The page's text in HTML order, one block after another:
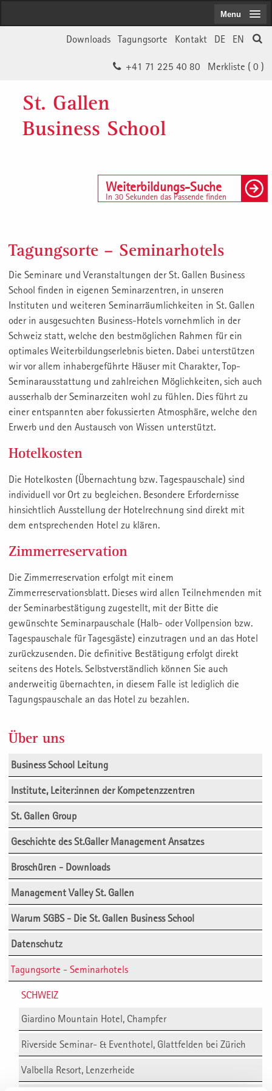
EN
DE
Kontakt
Tagungsorte
Downloads
Merkliste ( 0 )
+41 71 225 40 80
St. Gallen
Business School
Weiterbildungs-Suche
In 30 Sekunden das Passende finden
Menu
Tagungsorte – Seminarhotels
Die Seminare und Veranstaltungen der St. Gallen Business
School finden in eigenen Seminarzentren, in unseren
Instituten und weiteren Seminarräumlichkeiten in St. Gallen
oder in ausgesuchten Business-Hotels vornehmlich in der
Schweiz statt, welche den bestmöglichen Rahmen für ein
optimales Weiterbildungserlebnis bieten. Dabei unterstützen
wir vor allem inhabergeführte Häuser mit Charakter, Top-
Seminarausstattung und zahlreichen Möglichkeiten, sich auch
ausserhalb der Seminarzeiten wohl zu fühlen. Dies führt zu
einer entspannten aber fokussierten Atmosphäre, welche den
Erwerb und den Austausch von Wissen unterstützt.
Hotelkosten
Die Hotelkosten (Übernachtung bzw. Tagespauschale) sind
individuell vor Ort zu begleichen. Besondere Erfordernisse
hinsichtlich Ausstellung der Hotelrechnung sind direkt mit
dem entsprechenden Hotel zu klären.
Zimmerreservation
Die Zimmerreservation erfolgt mit einem
Zimmerreservationsblatt. Dieses wird allen Teilnehmenden mit
der Seminarbestätigung zugestellt, mit der Bitte die
gewünschte Seminarpauschale (Halb- oder Vollpension bzw.
Tagespauschale für Tagesgäste) einzutragen und an das Hotel
zurückzusenden. Die definitive Bestätigung erfolgt direkt
seitens des Hotels. Selbstverständlich können Sie auch
anderweitig übernachten, in diesem Falle ist lediglich die
Tagungspauschale an das Hotel zu bezahlen.
Über uns
Business School Leitung
Institute, Leiter:innen der Kompetenzzentren
St. Gallen Group
Geschichte des St.Galler Management Ansatzes
Broschüren - Downloads
Management Valley St. Gallen
Warum SGBS - Die St. Gallen Business School
Datenschutz
Tagungsorte - Seminarhotels
SCHWEIZ
Giardino Mountain Hotel, Champfer
Riverside Seminar- & Eventhotel, Glattfelden bei Zürich
Valbella Resort, Lenzerheide